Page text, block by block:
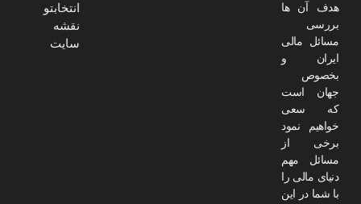
هدف آن ها
بررسی
مسائل مالی
ایران و
بخصوص
جهان است
که سعی
خواهیم نمود
برخی از
مسائل مهم
دنیای مالی را
با شما در این
انتخابتو
نقشه
سایت